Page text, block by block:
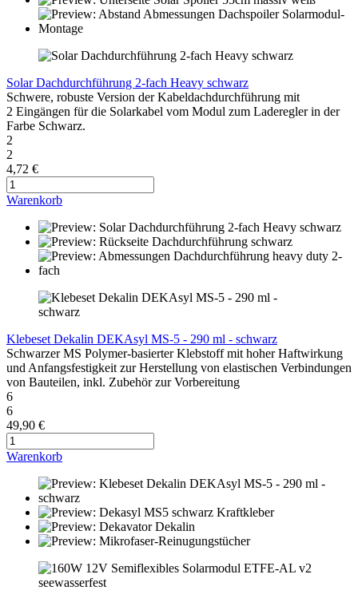
Solar Dachdurchführung 2-fach Heavy schwarz
Schwere, robuste Version der Kabeldachdurchführung mit
2 Eingängen für die Solarkabel vom Modul zum Laderegler in der
Farbe Schwarz.
2
2
4,72 €
Warenkorb
Klebeset Dekalin DEKAsyl MS-5 - 290 ml - schwarz
Schwarzer MS Polymer-basierter Klebstoff mit hoher Haftwirkung
und Anfangsfestigkeit zur Herstellung von elastischen Verbindungen
von Bauteilen, inkl. Zubehör zur Vorbereitung
6
6
49,90 €
Warenkorb